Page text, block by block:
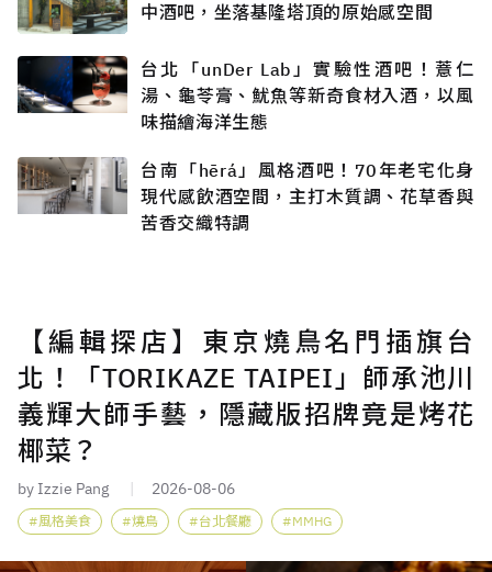
中酒吧，坐落基隆塔頂的原始感空間
台北「unDer Lab」實驗性酒吧！薏仁
湯、龜苓膏、魷魚等新奇食材入酒，以風
味描繪海洋生態
台南「hērá」風格酒吧！70年老宅化身
現代感飲酒空間，主打木質調、花草香與
苦香交織特調
【編輯探店】東京燒鳥名門插旗台
北！「TORIKAZE TAIPEI」師承池川
義輝大師手藝，隱藏版招牌竟是烤花
椰菜？
by Izzie Pang 2026-08-06
風格美食 燒鳥 台北餐廳 MMHG